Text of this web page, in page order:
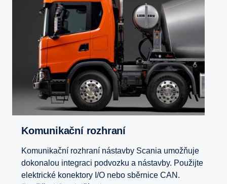
Komunikační rozhraní
Komunikační rozhraní nástavby Scania umožňuje
dokonalou integraci podvozku a nástavby. Použijte
elektrické konektory I/O nebo sběrnice CAN.